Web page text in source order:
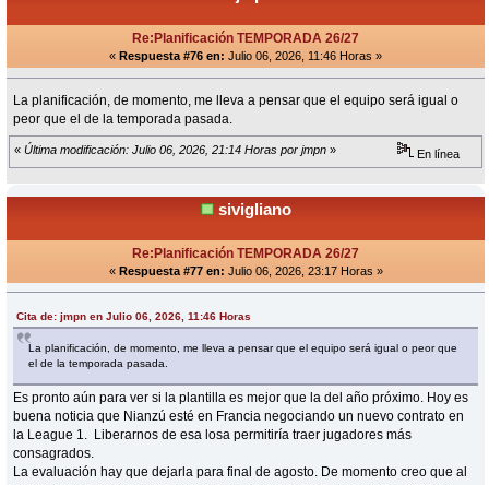
Re:Planificación TEMPORADA 26/27
« Respuesta #76 en: Julio 06, 2026, 11:46 Horas »
La planificación, de momento, me lleva a pensar que el equipo será igual o
peor que el de la temporada pasada.
« Última modificación: Julio 06, 2026, 21:14 Horas por jmpn » En línea
sivigliano
Re:Planificación TEMPORADA 26/27
« Respuesta #77 en: Julio 06, 2026, 23:17 Horas »
Cita de: jmpn en Julio 06, 2026, 11:46 Horas
La planificación, de momento, me lleva a pensar que el equipo será igual o peor que
el de la temporada pasada.
Es pronto aún para ver si la plantilla es mejor que la del año próximo. Hoy es
buena noticia que Nianzú esté en Francia negociando un nuevo contrato en
la League 1. Liberarnos de esa losa permitiría traer jugadores más
consagrados.
La evaluación hay que dejarla para final de agosto. De momento creo que al